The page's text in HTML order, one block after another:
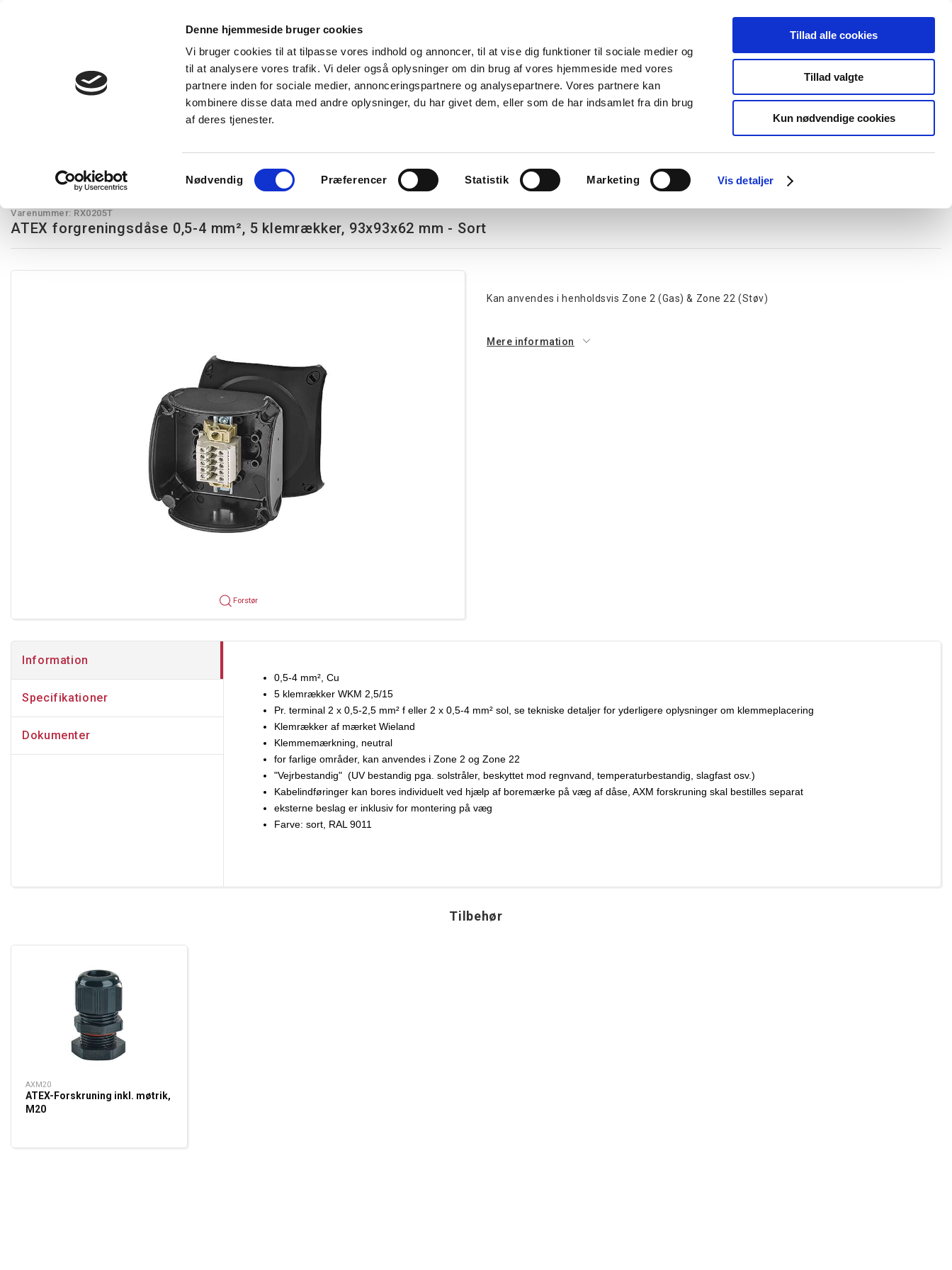
Denne hjemmeside bruger cookies
Vi bruger cookies til at tilpasse vores indhold og annoncer, til at vise dig funktioner til sociale medier og
til at analysere vores trafik. Vi deler også oplysninger om din brug af vores hjemmeside med vores
partnere inden for sociale medier, annonceringspartnere og analysepartnere. Vores partnere kan
kombinere disse data med andre oplysninger, du har givet dem, eller som de har indsamlet fra din brug
af deres tjenester.
Nødvendig Præferencer Statistik Marketing Vis detaljer
Tillad alle cookies
Tillad valgte
Kun nødvendige cookies
+45 44 85 90 00
Ny kunde
Produkter Express levering Vidensbank Kurser Referencer Kontakt os
Ledningskanaler Opmærkning Forgreningsmateriel
Varenummer: RX0205T
ATEX forgreningsdåse 0,5-4 mm², 5 klemrækker, 93x93x62 mm - Sort
Forstør
Kan anvendes i henholdsvis Zone 2 (Gas) & Zone 22 (Støv)
Mere information
Information
Specifikationer
Dokumenter
0,5-4 mm², Cu
5 klemrækker WKM 2,5/15
Pr. terminal 2 x 0,5-2,5 mm² f eller 2 x 0,5-4 mm² sol, se tekniske detaljer for yderligere oplysninger om klemmeplacering
Klemrækker af mærket Wieland
Klemmemærkning, neutral
for farlige områder, kan anvendes i Zone 2 og Zone 22
"Vejrbestandig" (UV bestandig pga. solstråler, beskyttet mod regnvand, temperaturbestandig, slagfast osv.)
Kabelindføringer kan bores individuelt ved hjælp af boremærke på væg af dåse, AXM forskruning skal bestilles separat
eksterne beslag er inklusiv for montering på væg
Farve: sort, RAL 9011
Tilbehør
AXM20
ATEX-Forskruning inkl. møtrik,
M20